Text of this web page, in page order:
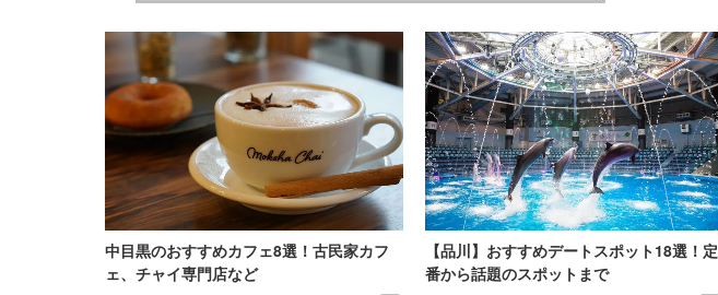
中目黒のおすすめカフェ8選！古民家カフ
ェ、チャイ専門店など
【品川】おすすめデートスポット18選！定
番から話題のスポットまで